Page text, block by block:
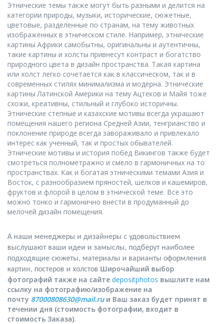
Этнические темы также могут быть разными и делится на
категории природы, музыки, исторические, сюжетные,
цветовые, разделенные по странам, на тему животных
изображенных в этническом стиле. Например, этнические
картины Африки самобытны, оригинальны и аутентичны,
такие картины и холсты привнесут контраст и богатство
природного цвета в дизайн пространства. Такая картина
или холст легко сочетается как в классическом, так и в
современных стилях минимализма и модерна. Этнические
картины Латинской Америки на тему Ацтеков и Майя тоже
схожи, креативны, стильный и глубоко историчны.
Этнические степные и казахские мотивы всегда украшают
помещения нашего региона Средней Азии, тенгрианство и
поклонение природе всегда завораживало и привлекало
интерес как ученный, так и простых обывателей.
Этнические мотивы и история побед Викингов также будет
смотреться полнометражно и смело в гармоничных на то
пространствах. Как и богатая этническими темами Азия и
Восток, с разнообразием пряностей, шелков и кашемиров,
фруктов и флорой в целом в этнической теме. Все это
можно тонко и гармонично внести в продуманный до
мелочей дизайн помещения.
А наши менеджеры и дизайнеры с удовольствием
выслушают ваши идеи и замыслы, подберут наиболее
подходящие сюжеты, материалы и варианты оформления
картин, постеров и холстов Широчайший выбор
фотографий также на сайте depositphotos вышлите нам
ссылку на фотографию/изображение на
почту 87000808630@mail.ruи Ваш заказ будет принят в
течении дня (стоимость фотографии, входит в
стоимость Заказа).